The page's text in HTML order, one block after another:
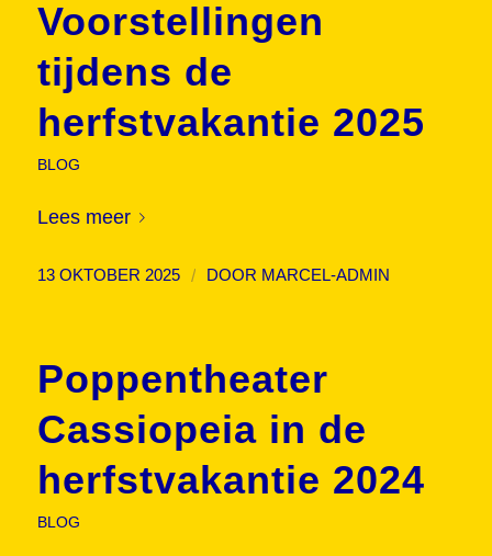
Voorstellingen
tijdens de
herfstvakantie 2025
BLOG
Lees meer
13 OKTOBER 2025 / DOOR MARCEL-ADMIN
Poppentheater
Cassiopeia in de
herfstvakantie 2024
BLOG